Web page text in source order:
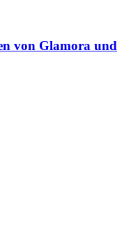
von Glamora und